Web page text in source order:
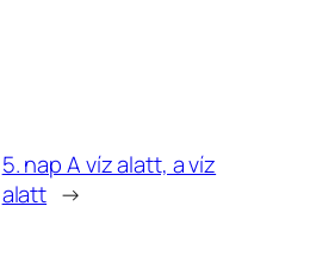
5. nap A víz alatt, a víz
alatt →